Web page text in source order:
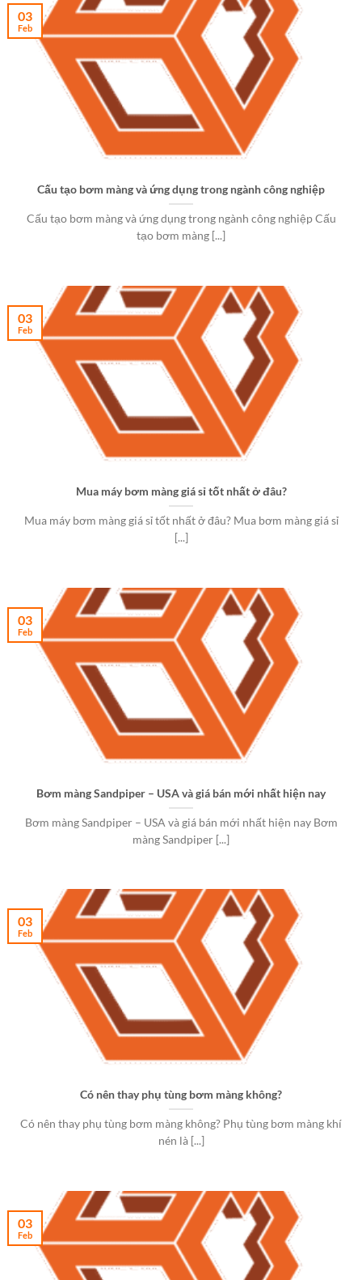
Cấu tạo bơm màng và ứng dụng trong ngành công nghiệp
Cấu tạo bơm màng và ứng dụng trong ngành công nghiệp Cấu
tạo bơm màng [...]
03
Feb
Mua máy bơm màng giá sỉ tốt nhất ở đâu?
Mua máy bơm màng giá sỉ tốt nhất ở đâu? Mua bơm màng giá sỉ
[...]
03
Feb
Bơm màng Sandpiper – USA và giá bán mới nhất hiện nay
Bơm màng Sandpiper – USA và giá bán mới nhất hiện nay Bơm
màng Sandpiper [...]
03
Feb
Có nên thay phụ tùng bơm màng không?
Có nên thay phụ tùng bơm màng không? Phụ tùng bơm màng khí
nén là [...]
03
Feb
03
Feb